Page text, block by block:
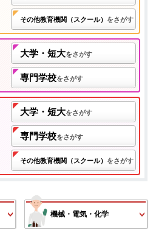
その他教育機関（スクール） をさがす
大学・短大をさがす
専門学校をさがす
大学・短大をさがす
専門学校をさがす
その他教育機関（スクール） をさがす
機械・電気・化学